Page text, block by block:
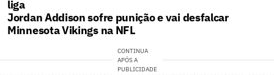
liga
Jordan Addison sofre punição e vai desfalcar
Minnesota Vikings na NFL
CONTINUA
APÓS A
PUBLICIDADE